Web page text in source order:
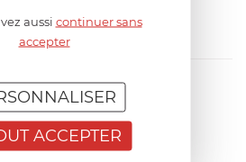
aussi continuer sans
accepter
ACCEPTER